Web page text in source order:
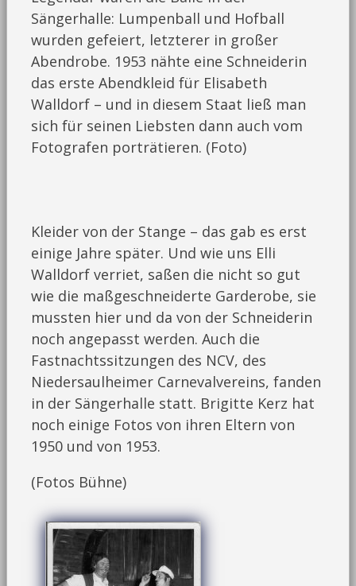
Sängerhalle: Lumpenball und Hofball
wurden gefeiert, letzterer in großer
Abendrobe. 1953 nähte eine Schneiderin
das erste Abendkleid für Elisabeth
Walldorf – und in diesem Staat ließ man
sich für seinen Liebsten dann auch vom
Fotografen porträtieren. (Foto)
Kleider von der Stange – das gab es erst
einige Jahre später. Und wie uns Elli
Walldorf verriet, saßen die nicht so gut
wie die maßgeschneiderte Garderobe, sie
mussten hier und da von der Schneiderin
noch angepasst werden. Auch die
Fastnachtssitzungen des NCV, des
Niedersaulheimer Carnevalvereins, fanden
in der Sängerhalle statt. Brigitte Kerz hat
noch einige Fotos von ihren Eltern von
1950 und von 1953.
(Fotos Bühne)